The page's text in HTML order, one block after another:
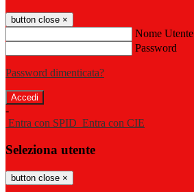
button close ×
Nome Utente
Password
Password dimenticata?
-
Entra con SPID Entra con CIE
Seleziona utente
button close ×